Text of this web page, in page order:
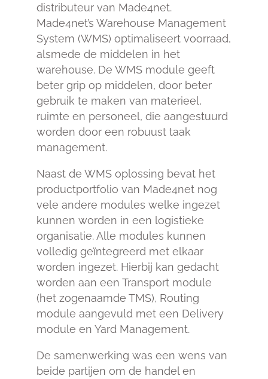
distributeur van Made4net.
Made4net’s Warehouse Management
System (WMS) optimaliseert voorraad,
alsmede de middelen in het
warehouse. De WMS module geeft
beter grip op middelen, door beter
gebruik te maken van materieel,
ruimte en personeel, die aangestuurd
worden door een robuust taak
management.
Naast de WMS oplossing bevat het
productportfolio van Made4net nog
vele andere modules welke ingezet
kunnen worden in een logistieke
organisatie. Alle modules kunnen
volledig geïntegreerd met elkaar
worden ingezet. Hierbij kan gedacht
worden aan een Transport module
(het zogenaamde TMS), Routing
module aangevuld met een Delivery
module en Yard Management.
De samenwerking was een wens van
beide partijen om de handel en